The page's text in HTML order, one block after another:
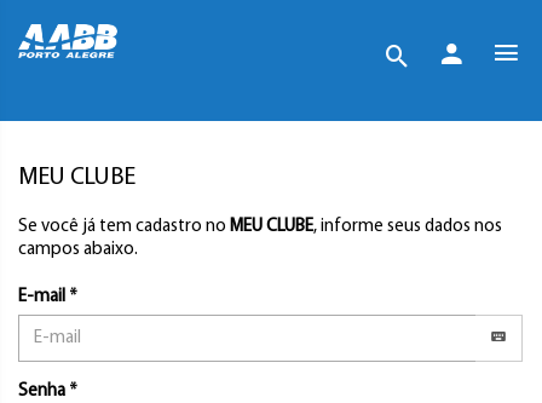
MEU CLUBE
Se você já tem cadastro no MEU CLUBE, informe seus dados nos
campos abaixo.
E-mail *
Senha *